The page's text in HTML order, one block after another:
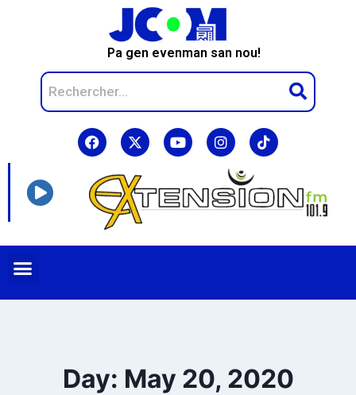
Pa gen evenman san nou!
Day: May 20, 2020